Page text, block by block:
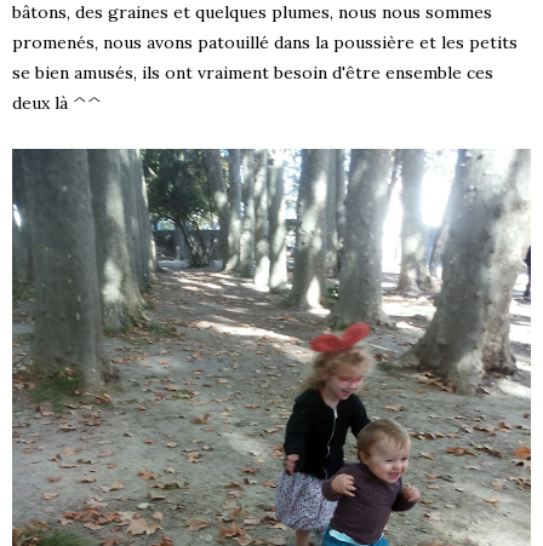
bâtons, des graines et quelques plumes, nous nous sommes
promenés, nous avons patouillé dans la poussière et les petits
se bien amusés, ils ont vraiment besoin d'être ensemble ces
deux là ^^
!